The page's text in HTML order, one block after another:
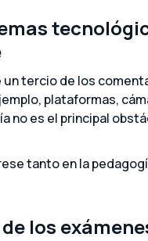
un tercio de los
plataformas,
no es el principal
tanto en la
de los